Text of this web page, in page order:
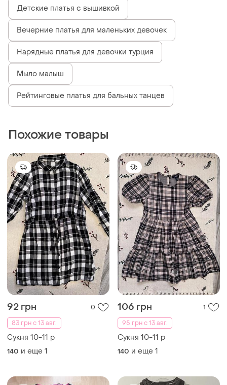
Детские платья с вышивкой
Вечерние платья для маленьких девочек
Нарядные платья для девочки турция
Мыло малыш
Рейтинговые платья для бальных танцев
Похожие товары
92 грн
0
83 грн с 13 авг.
Сукня 10-11 р
140 и еще 1
106 грн
1
95 грн с 13 авг.
Сукня 10-11 р
140 и еще 1